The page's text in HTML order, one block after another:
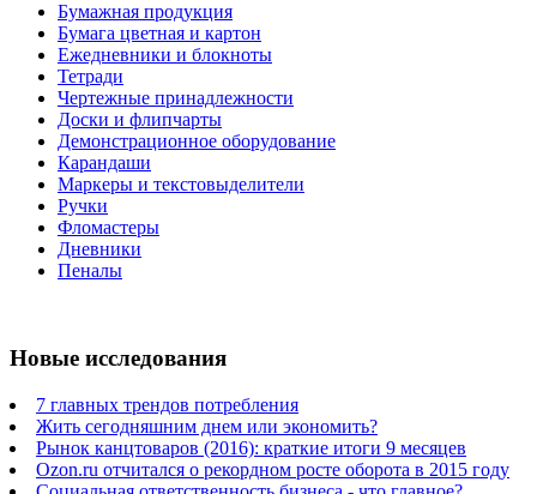
Бумажная продукция
Бумага цветная и картон
Ежедневники и блокноты
Тетради
Чертежные принадлежности
Доски и флипчарты
Демонстрационное оборудование
Карандаши
Маркеры и текстовыделители
Ручки
Фломастеры
Дневники
Пеналы
Новые исследования
7 главных трендов потребления
Жить сегодняшним днем или экономить?
Рынок канцтоваров (2016): краткие итоги 9 месяцев
Ozon.ru отчитался о рекордном росте оборота в 2015 году